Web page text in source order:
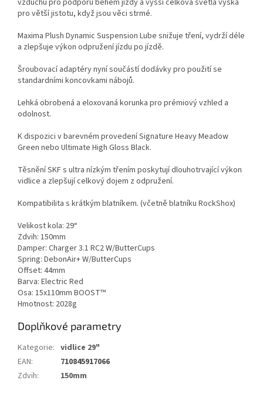
vzduchu pro podporu během jízdy a vyšší celková světlá výška
pro větší jistotu, když jsou věci strmé.
Maxima Plush Dynamic Suspension Lube snižuje tření, vydrží déle
a zlepšuje výkon odpružení jízdu po jízdě.
Šroubovací adaptéry nyní součástí dodávky pro použití se
standardními koncovkami nábojů.
Lehká obrobená a eloxovaná korunka pro prémiový vzhled a
odolnost.
K dispozici v barevném provedení Signature Heavy Meadow
Green nebo Ultimate High Gloss Black.
Těsnění SKF s ultra nízkým třením poskytují dlouhotrvající výkon
vidlice a zlepšují celkový dojem z odpružení.
Kompatibilita s krátkým blatníkem. (včetně blatníku RockShox)
Velikost kola: 29“
Zdvih: 150mm
Damper: Charger 3.1 RC2 W/ButterCups
Spring: DebonAir+ W/ButterCups
Offset: 44mm
Barva: Electric Red
Osa: 15x110mm BOOST™
Hmotnost: 2028g
Doplňkové parametry
Kategorie: vidlice 29"
EAN:
710845917066
Zdvih: 150mm